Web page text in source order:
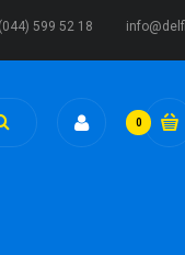
599 52 18
0